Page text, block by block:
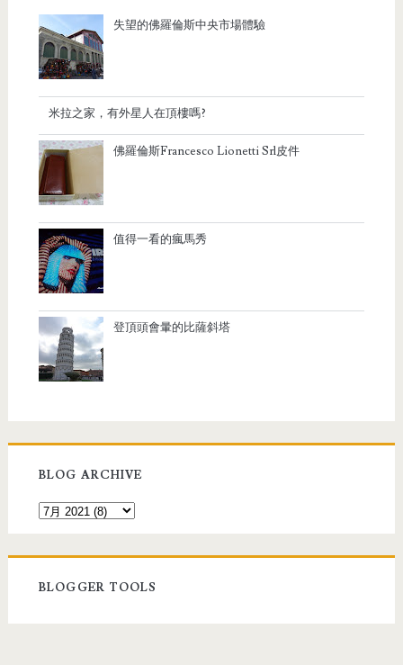
失望的佛羅倫斯中央市場體驗
米拉之家，有外星人在頂樓嗎?
佛羅倫斯Francesco Lionetti Srl皮件
值得一看的瘋馬秀
登頂頭會暈的比薩斜塔
BLOG ARCHIVE
BLOGGER TOOLS